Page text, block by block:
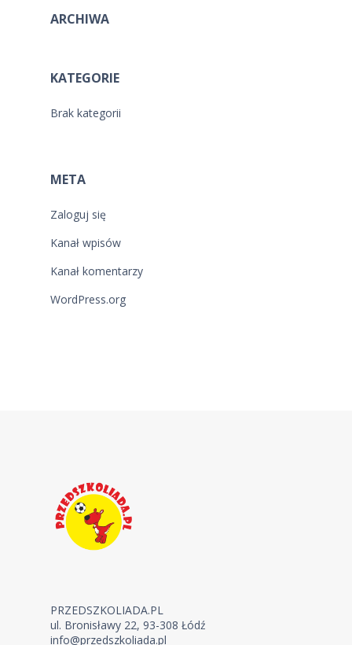
ARCHIWA
KATEGORIE
Brak kategorii
META
Zaloguj się
Kanał wpisów
Kanał komentarzy
WordPress.org
PRZEDSZKOLIADA.PL
ul. Bronisławy 22, 93-308 Łódź
info@przedszkoliada.pl